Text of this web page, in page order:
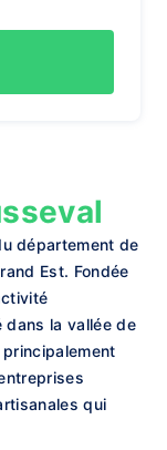
département de
Est. Fondée
dans la vallée de
qui